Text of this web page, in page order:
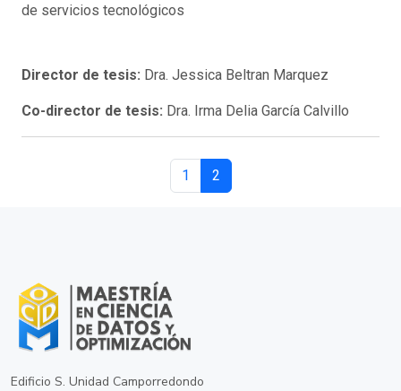
de servicios tecnológicos
Director de tesis: Dra. Jessica Beltran Marquez
Co-director de tesis: Dra. Irma Delia García Calvillo
1 2
Edificio S. Unidad Camporredondo